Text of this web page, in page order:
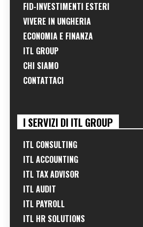
FID-INVESTIMENTI ESTERI
VIVERE IN UNGHERIA
ECONOMIA E FINANZA
ITL GROUP
CHI SIAMO
CONTATTACI
I SERVIZI DI ITL GROUP
ITL CONSULTING
ITL ACCOUNTING
ITL TAX ADVISOR
ITL AUDIT
ITL PAYROLL
ITL HR SOLUTIONS